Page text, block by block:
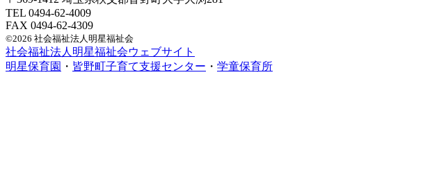
TEL 0494-62-4009
FAX 0494-62-4309
©2026 社会福祉法人明星福祉会
社会福祉法人明星福祉会ウェブサイト
明星保育園 ・ 皆野町子育て支援センター ・ 学童保育所